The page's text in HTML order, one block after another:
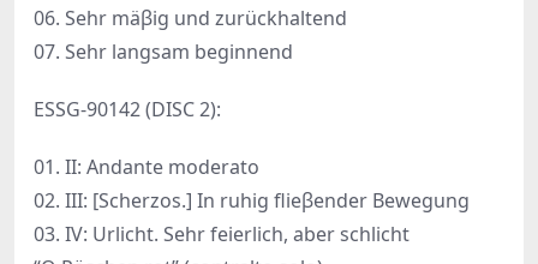
06. Sehr mäβig und zurückhaltend
07. Sehr langsam beginnend
ESSG-90142 (DISC 2):
01. II: Andante moderato
02. III: [Scherzos.] In ruhig flieβender Bewegung
03. IV: Urlicht. Sehr feierlich, aber schlicht